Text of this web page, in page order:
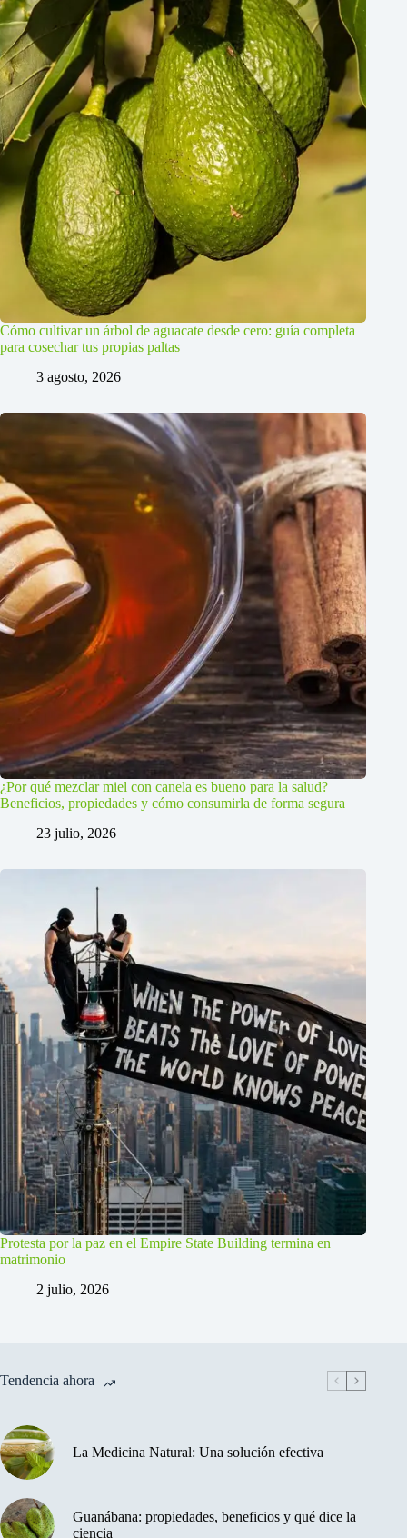
Cómo cultivar un árbol de aguacate desde cero: guía completa
para cosechar tus propias paltas
3 agosto, 2026
¿Por qué mezclar miel con canela es bueno para la salud?
Beneficios, propiedades y cómo consumirla de forma segura
23 julio, 2026
Protesta por la paz en el Empire State Building termina en
matrimonio
2 julio, 2026
Tendencia ahora
La Medicina Natural: Una solución efectiva
Guanábana: propiedades, beneficios y qué dice la
ciencia